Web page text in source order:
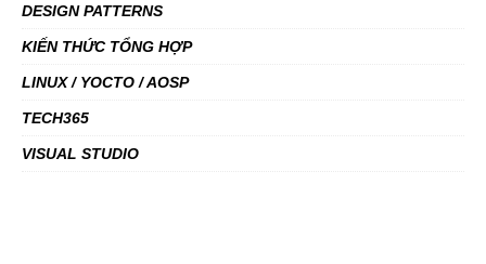
DESIGN PATTERNS
KIẾN THỨC TỔNG HỢP
LINUX / YOCTO / AOSP
TECH365
VISUAL STUDIO